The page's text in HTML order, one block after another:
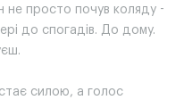
не просто почув коляду -
до спогадів. До дому.
силою, а голос